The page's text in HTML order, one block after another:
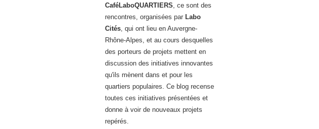
CaféLaboQUARTIERS, ce sont des
rencontres, organisées par Labo
Cités, qui ont lieu en Auvergne-
Rhône-Alpes, et au cours desquelles
des porteurs de projets mettent en
discussion des initiatives innovantes
qu'ils mènent dans et pour les
quartiers populaires. Ce blog recense
toutes ces initiatives présentées et
donne à voir de nouveaux projets
repérés.